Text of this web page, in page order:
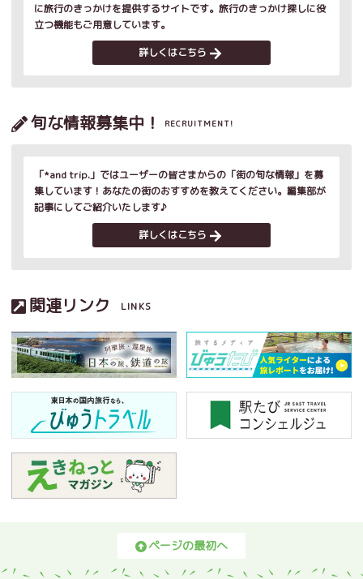
に旅行のきっかけを提供するサイトです。旅行のきっかけ探しに役
立つ機能もご用意しています。
詳しくはこちら
旬な情報募集中！ RECRUITMENT!
「*and trip.」ではユーザーの皆さまからの「街の旬な情報」を募
集しています！あなたの街のおすすめを教えてください。編集部が
記事にしてご紹介いたします♪
詳しくはこちら
関連リンク LINKS
ページの最初へ